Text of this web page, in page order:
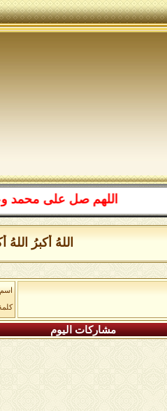
اللهم صل على محمد وعلى آل
اللهُ أكبرُ اللهُ أكبرُ
مشاركات اليوم